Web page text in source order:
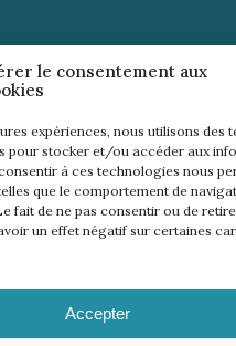
le consentement aux
expériences, nous utilisons des
pour stocker et/ou accéder aux
à ces technologies nous
que le comportement de
fait de ne pas consentir ou de
un effet négatif sur certaines
Accepter
–Règlement WininCup©